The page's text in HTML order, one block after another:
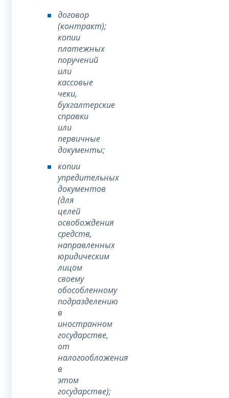
договор
(контракт);
копии
платежных
поручений
или
кассовые
чеки,
бухгалтерские
справки
или
первичные
документы;
копии
упредительных
документов
(для
целей
освобождения
средств,
направленных
юридическим
лицом
своему
обособленному
подразделению
в
иностранном
государстве,
от
налогообложения
в
этом
государстве);